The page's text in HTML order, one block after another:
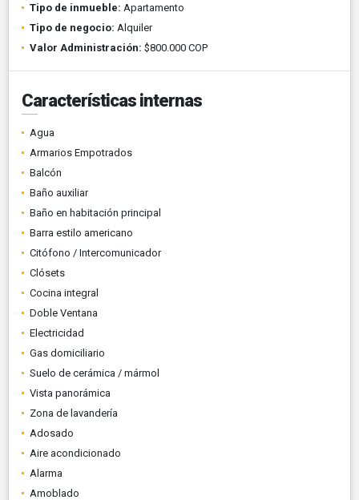
Tipo de inmueble: Apartamento
Tipo de negocio: Alquiler
Valor Administración: $800.000 COP
Características internas
Agua
Armarios Empotrados
Balcón
Baño auxiliar
Baño en habitación principal
Barra estilo americano
Citófono / Intercomunicador
Clósets
Cocina integral
Doble Ventana
Electricidad
Gas domiciliario
Suelo de cerámica / mármol
Vista panorámica
Zona de lavandería
Adosado
Aire acondicionado
Alarma
Amoblado